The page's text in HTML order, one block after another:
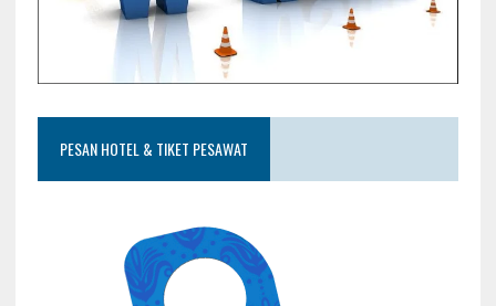
PESAN HOTEL & TIKET PESAWAT